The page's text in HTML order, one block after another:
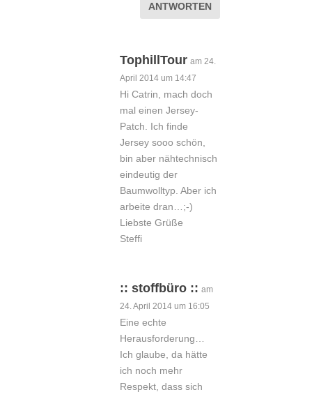
ANTWORTEN
TophillTour am 24.
April 2014 um 14:47
Hi Catrin, mach doch
mal einen Jersey-
Patch. Ich finde
Jersey sooo schön,
bin aber nähtechnisch
eindeutig der
Baumwolltyp. Aber ich
arbeite dran…;-)
Liebste Grüße
Steffi
:: stoffbüro :: am
24. April 2014 um 16:05
Eine echte
Herausforderung…
Ich glaube, da hätte
ich noch mehr
Respekt, dass sich